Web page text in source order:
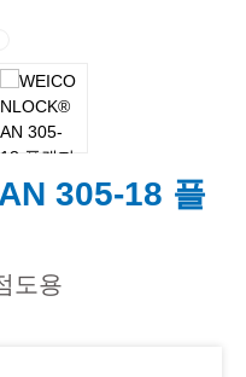
305-18 플
도용